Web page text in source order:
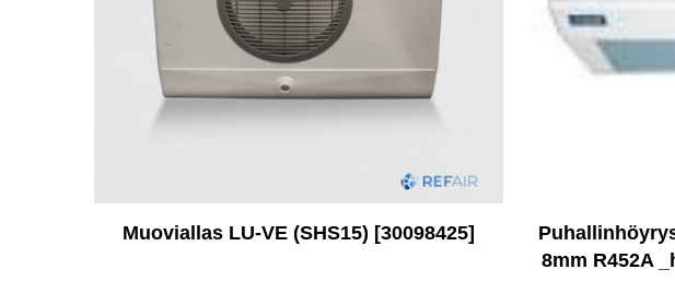
Muoviallas LU-VE (SHS15) [30098425]
8mm R452A